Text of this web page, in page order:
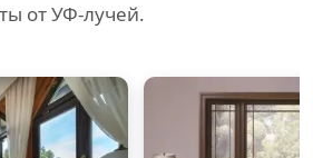
от УФ-лучей.